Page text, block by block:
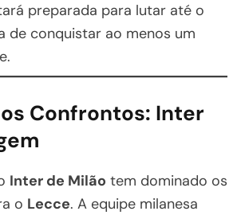
preparada para lutar até o
de conquistar ao menos um
Confrontos: Inter
Inter de Milão tem dominado os
o Lecce. A equipe milanesa